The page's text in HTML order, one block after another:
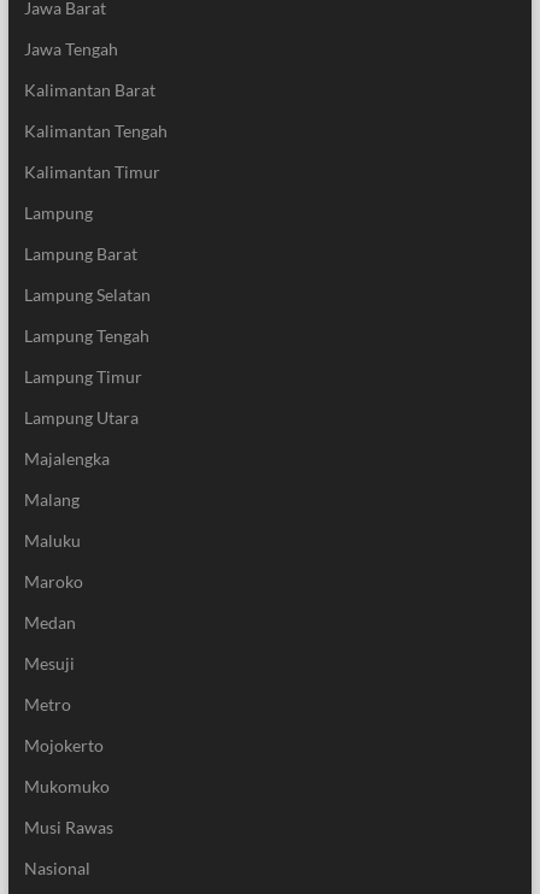
Jawa Barat
Jawa Tengah
Kalimantan Barat
Kalimantan Tengah
Kalimantan Timur
Lampung
Lampung Barat
Lampung Selatan
Lampung Tengah
Lampung Timur
Lampung Utara
Majalengka
Malang
Maluku
Maroko
Medan
Mesuji
Metro
Mojokerto
Mukomuko
Musi Rawas
Nasional